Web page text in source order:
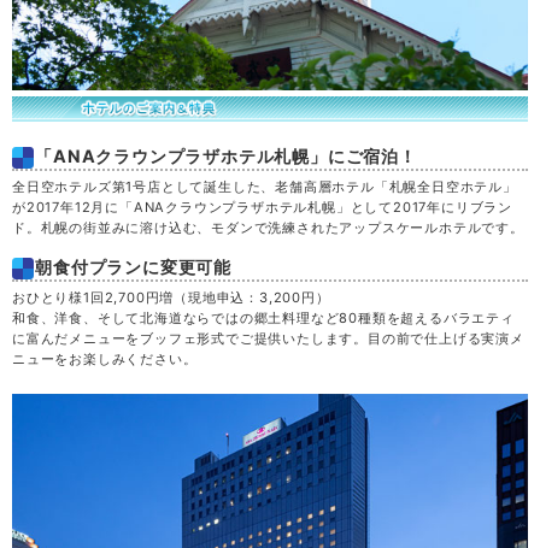
「ANAクラウンプラザホテル札幌」にご宿泊！
全日空ホテルズ第1号店として誕生した、老舗高層ホテル「札幌全日空ホテル」
が2017年12月に「ANAクラウンプラザホテル札幌」として2017年にリブラン
ド。札幌の街並みに溶け込む、モダンで洗練されたアップスケールホテルです。
朝食付プランに変更可能
おひとり様1回2,700円増（現地申込：3,200円）
和食、洋食、そして北海道ならではの郷土料理など80種類を超えるバラエティ
に富んだメニューをブッフェ形式でご提供いたします。目の前で仕上げる実演メ
ニューをお楽しみください。